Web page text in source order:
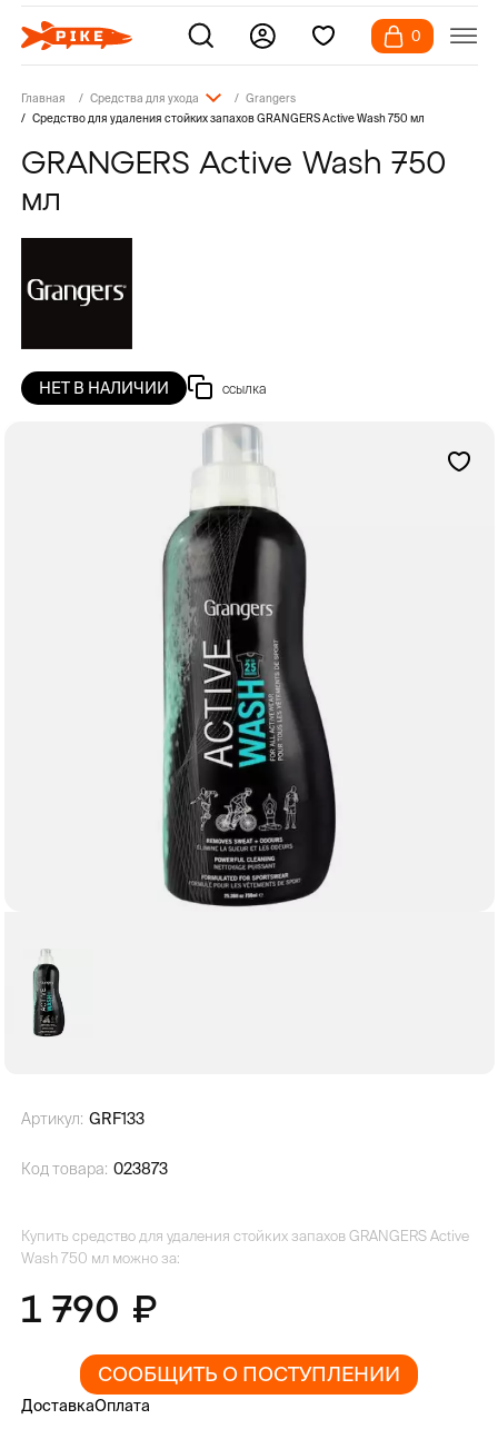
0
Главная Средства для ухода
Grangers
Средство для удаления стойких запахов GRANGERS Active Wash 750 мл
GRANGERS Active Wash 750
мл
НЕТ В НАЛИЧИИ ссылка
Артикул: GRF133
Код товара: 023873
Купить средство для удаления стойких запахов GRANGERS Active
Wash 750 мл можно за:
1 790
СООБЩИТЬ О ПОСТУПЛЕНИИ
ДоставкаОплата